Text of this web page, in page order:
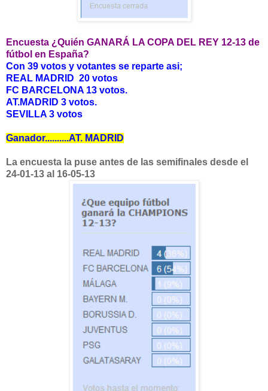
Encuesta ¿Quién GANARÁ LA COPA DEL REY 12-13 de
fútbol en España?
Con 39 votos y votantes se reparte asi;
REAL MADRID 20 votos
FC BARCELONA 13 votos.
AT.MADRID 3 votos.
SEVILLA 3 votos
Ganador..........AT. MADRID
La encuesta la puse antes de las semifinales desde el
24-01-13 al 16-05-13